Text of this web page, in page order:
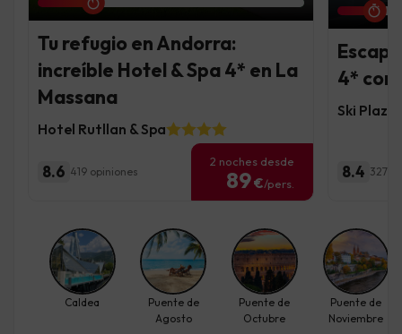
Tu refugio en Andorra:
increíble Hotel & Spa 4* en La
Massana
Hotel Rutllan & Spa
8.6 419 opiniones
2 noches desde
89€/pers.
4* con
Ski
8.4 3275
Caldea
Puente de
Agosto
Puente de
Octubre
Puente de
Noviembre